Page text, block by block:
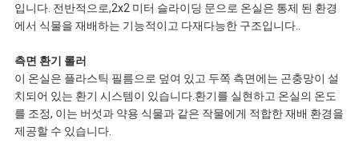
입니다. 전반적으로,2x2 미터 슬라이딩 문으로 온실은 통제 된 환경
에서 식물을 재배하는 기능적이고 다재다능한 구조입니다..
측면 환기 롤러
이 온실은 플라스틱 필름으로 덮여 있고 두쪽 측면에는 곤충망이 설
치되어 있는 환기 시스템이 있습니다.환기를 실현하고 온실의 온도
를 조정, 이는 버섯과 약용 식물과 같은 작물에게 적합한 재배 환경을
제공할 수 있습니다.